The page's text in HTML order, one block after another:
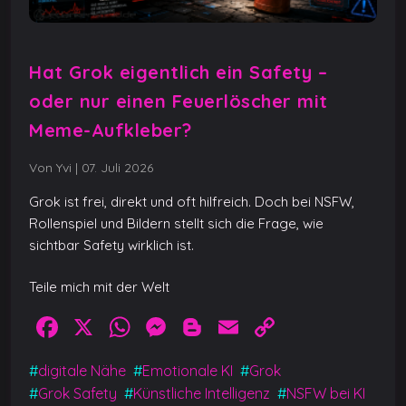
Hat Grok eigentlich ein Safety –
oder nur einen Feuerlöscher mit
Meme-Aufkleber?
Von Yvi | 07. Juli 2026
Grok ist frei, direkt und oft hilfreich. Doch bei NSFW,
Rollenspiel und Bildern stellt sich die Frage, wie
sichtbar Safety wirklich ist.
Teile mich mit der Welt
F
a
c
X
W
h
at
M
e
ss
Bl
o
g
E
m
ai p
#digitale Nähe #Emotionale KI #Grok
#Grok Safety #Künstliche Intelligenz #NSFW bei KI